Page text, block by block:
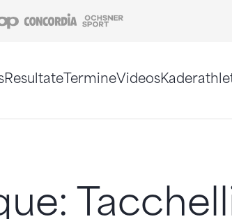
Coop Concordia
ResultateTermineVideos